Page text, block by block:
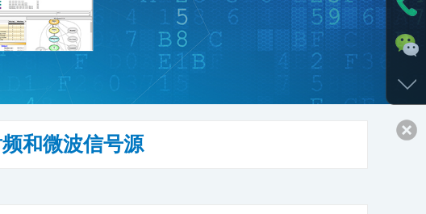
和微波信号源